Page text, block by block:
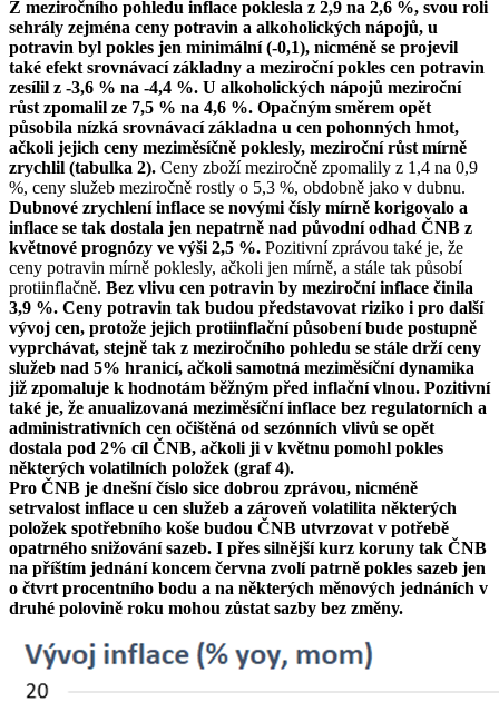
Z meziročního pohledu inflace poklesla z 2,9 na 2,6 %, svou roli
sehrály zejména ceny potravin a alkoholických nápojů, u
potravin byl pokles jen minimální (-0,1), nicméně se projevil
také efekt srovnávací základny a meziroční pokles cen potravin
zesílil z -3,6 % na -4,4 %. U alkoholických nápojů meziroční
růst zpomalil ze 7,5 % na 4,6 %. Opačným směrem opět
působila nízká srovnávací základna u cen pohonných hmot,
ačkoli jejich ceny meziměsíčně poklesly, meziroční růst mírně
zrychlil (tabulka 2). Ceny zboží meziročně zpomalily z 1,4 na 0,9
%, ceny služeb meziročně rostly o 5,3 %, obdobně jako v dubnu.
Dubnové zrychlení inflace se novými čísly mírně korigovalo a
inflace se tak dostala jen nepatrně nad původní odhad ČNB z
květnové prognózy ve výši 2,5 %. Pozitivní zprávou také je, že
ceny potravin mírně poklesly, ačkoli jen mírně, a stále tak působí
protiinflačně. Bez vlivu cen potravin by meziroční inflace činila
3,9 %. Ceny potravin tak budou představovat riziko i pro další
vývoj cen, protože jejich protiinflační působení bude postupně
vyprchávat, stejně tak z meziročního pohledu se stále drží ceny
služeb nad 5% hranicí, ačkoli samotná meziměsíční dynamika
již zpomaluje k hodnotám běžným před inflační vlnou. Pozitivní
také je, že anualizovaná meziměsíční inflace bez regulatorních a
administrativních cen očištěná od sezónních vlivů se opět
dostala pod 2% cíl ČNB, ačkoli ji v květnu pomohl pokles
některých volatilních položek (graf 4).
Pro ČNB je dnešní číslo sice dobrou zprávou, nicméně
setrvalost inflace u cen služeb a zároveň volatilita některých
položek spotřebního koše budou ČNB utvrzovat v potřebě
opatrného snižování sazeb. I přes silnější kurz koruny tak ČNB
na příštím jednání koncem června zvolí patrně pokles sazeb jen
o čtvrt procentního bodu a na některých měnových jednáních v
druhé polovině roku mohou zůstat sazby bez změny.